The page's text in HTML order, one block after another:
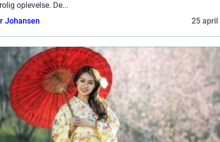
oplevelse. De...
Johansen
25 april